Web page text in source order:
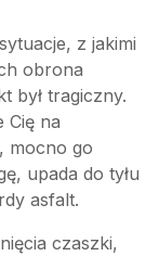
z jakimi
obrona
był tragiczny.
Cię na
mocno go
upada do tyłu
asfalt.
czaszki,